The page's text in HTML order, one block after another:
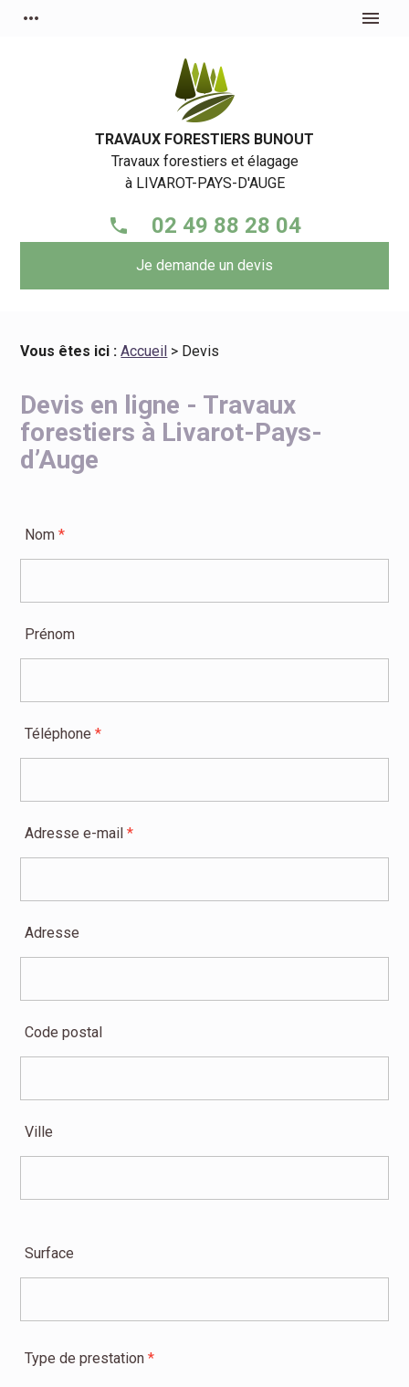
more_horiz menu
TRAVAUX FORESTIERS BUNOUT
Travaux forestiers et élagage
à LIVAROT-PAYS-D'AUGE
phone 02 49 88 28 04
Je demande un devis
Vous êtes ici : Accueil > Devis
Devis en ligne - Travaux
forestiers à Livarot-Pays-
d’Auge
Nom*
Prénom
Téléphone*
Adresse e-mail*
Adresse
Code postal
Ville
Surface
Type de prestation*